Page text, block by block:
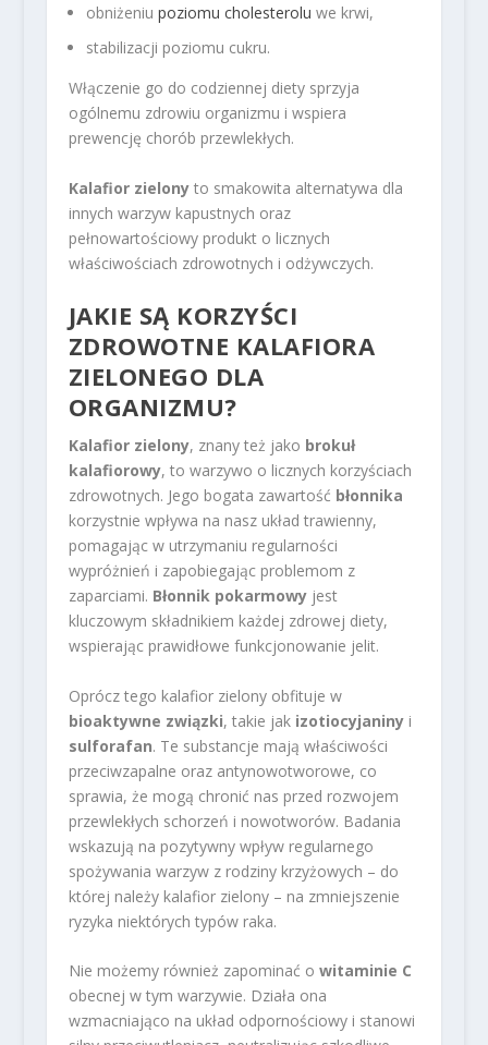
obniżeniu poziomu cholesterolu we krwi,
stabilizacji poziomu cukru.
Włączenie go do codziennej diety sprzyja
ogólnemu zdrowiu organizmu i wspiera
prewencję chorób przewlekłych.
Kalafior zielonyto smakowita alternatywa dla
innych warzyw kapustnych oraz
pełnowartościowy produkt o licznych
właściwościach zdrowotnych i odżywczych.
JAKIE SĄ KORZYŚCI
ZDROWOTNE KALAFIORA
ZIELONEGO DLA
ORGANIZMU?
Kalafior zielony, znany też jako brokuł
kalafiorowy, to warzywo o licznych korzyściach
zdrowotnych. Jego bogata zawartość błonnika
korzystnie wpływa na nasz układ trawienny,
pomagając w utrzymaniu regularności
wypróżnień i zapobiegając problemom z
zaparciami. Błonnik pokarmowyjest
kluczowym składnikiem każdej zdrowej diety,
wspierając prawidłowe funkcjonowanie jelit.
Oprócz tego kalafior zielony obfituje w
bioaktywne związki, takie jak izotiocyjaninyi
sulforafan. Te substancje mają właściwości
przeciwzapalne oraz antynowotworowe, co
sprawia, że mogą chronić nas przed rozwojem
przewlekłych schorzeń i nowotworów. Badania
wskazują na pozytywny wpływ regularnego
spożywania warzyw z rodziny krzyżowych – do
której należy kalafior zielony – na zmniejszenie
ryzyka niektórych typów raka.
Nie możemy również zapominać o witaminie C
obecnej w tym warzywie. Działa ona
wzmacniająco na układ odpornościowy i stanowi